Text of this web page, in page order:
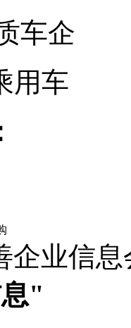
车企
用车
企业信
"